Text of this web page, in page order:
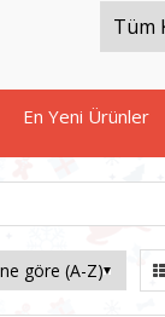
En Yeni Ürünler